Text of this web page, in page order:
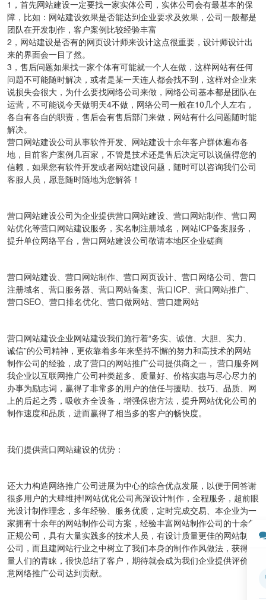
1，首先网站建设一定要找一家实体公司，实体公司会有最基本的保
障，比如：网站建设效果是否能达到企业要求及效果，公司一般都是
团队在开发制作，客户案例比较经验丰富
2，网站建设是否有的网页设计师来设计这点很重要，设计师设计出
来的界面会一目了然。
3，售后问题如果找一家个体有可能就一个人在做，这样网站有任何
问题不可能随时解决，或者是某一天连人都会找不到，这样对企业来
说损失会很大，为什么要找网络公司来做，网络公司基本都是团队在
运营，不可能说今天做明天4不做，网络公司一般在10几个人左右，
各自有各自的职责，售后会有售后部门来做，网站有什么问题随时能
解决。
营口网站建设公司从事软件开发、网站建设十余年客户群体遍布各
地，目前客户案例几百家，不管是技术还是售后决定可以说值得您的
信赖，如果您有软件开发或者网站建设问题，随时可以咨询我们公司
客服人员，愿意随时随地为您解答！
营口网站建设公司为企业提供营口网站建设、营口网站制作、营口网
站优化等营口网站建设服务，实名制注册域名，网站ICP备案服务，
提升单位网络平台，营口网站建设公司敬请本地区企业磋商
营口网站建设、营口网站制作、营口网页设计、营口网络公司、营口
注册域名、营口服务器、营口网站备案、营口ICP、营口网站推广、
营口SEO、营口排名优化、营口做网站、营口建网站
营口网站建设企业网站建设我们施行着“务实、诚信、大胆、实力、
诚信”的公司精神，更依靠着多年来坚持不懈的努力和高技术的网站
制作公司的经验，成了营口的网站推广公司提供商之一， 营口服务网
我企业以互联网推广公司种类超多、质量好、价格实惠与尽心尽力的
办事为励志词，赢得了非常多的用户的信任与援助、技巧、品质、网
上的后起之秀，吸收齐全设备，增强保密方法，提升网站优化公司的
制作速度和品质，进而赢得了相当多的客户的畅快度。
我们提供营口网站建设的优势：
还大力构造网络推广公司进展为中心的综合优点发展，以便于同答谢
很多用户的大肆维持!网站优化公司高深设计制作，全程服务，超前眼
光设计制作理念，多年经验、服务优质，定时完成交易、本企业为一
家拥有十余年的网站制作公司方案，经验丰富网站制作公司的十余年
正规公司，具有大量实践多的技术人员，有设计质量更佳的网站制作
公司，而且建网站行业之中树立了我们本身的制作作风做法，获得大
量人们的青睐，很快总结了客户，期待就会成为我们企业提供评价满
意网络推广公司达到贡献。